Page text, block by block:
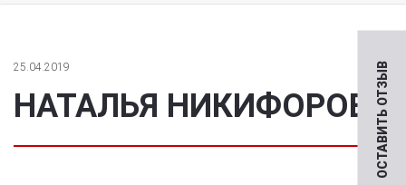
ОСТАВИТЬ ОТЗЫВ
25.04.2019
НАТАЛЬЯ НИКИФОРОВА